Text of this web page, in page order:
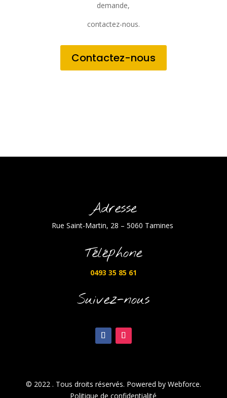
demande,
contactez-nous.
Contactez-nous
Adresse
Rue Saint-Martin, 28 – 5060 Tamines
Téléphone
0493 35 85 61
Suivez-nous
© 2022 . Tous droits réservés. Powered by Webforce.
Politique de confidentialité